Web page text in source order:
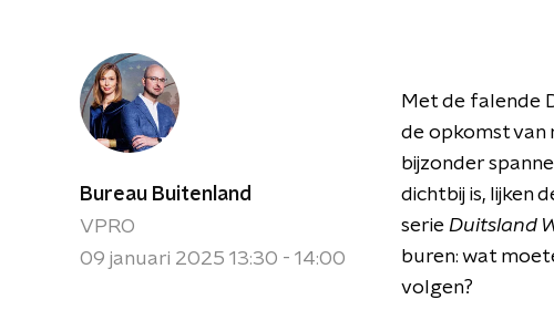
Bureau Buitenland
VPRO
09 januari 2025 13:30 - 14:00
Met de falende
de opkomst van
bijzonder
dichtbij is, lijken
serie Duitsland
buren: wat
volgen?